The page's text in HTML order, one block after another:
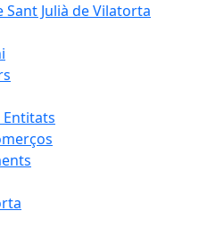
Sant Julià de Vilatorta
Entitats